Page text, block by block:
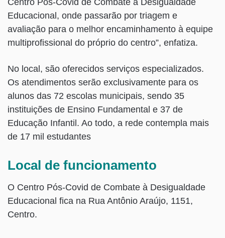
Centro Pós-Covid de Combate à Desigualdade
Educacional, onde passarão por triagem e
avaliação para o melhor encaminhamento à equipe
multiprofissional do próprio do centro”, enfatiza.
No local, são oferecidos serviços especializados.
Os atendimentos serão exclusivamente para os
alunos das 72 escolas municipais, sendo 35
instituições de Ensino Fundamental e 37 de
Educação Infantil. Ao todo, a rede contempla mais
de 17 mil estudantes
Local de funcionamento
O Centro Pós-Covid de Combate à Desigualdade
Educacional fica na Rua Antônio Araújo, 1151,
Centro.